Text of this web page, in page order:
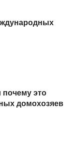
это
домохозяев